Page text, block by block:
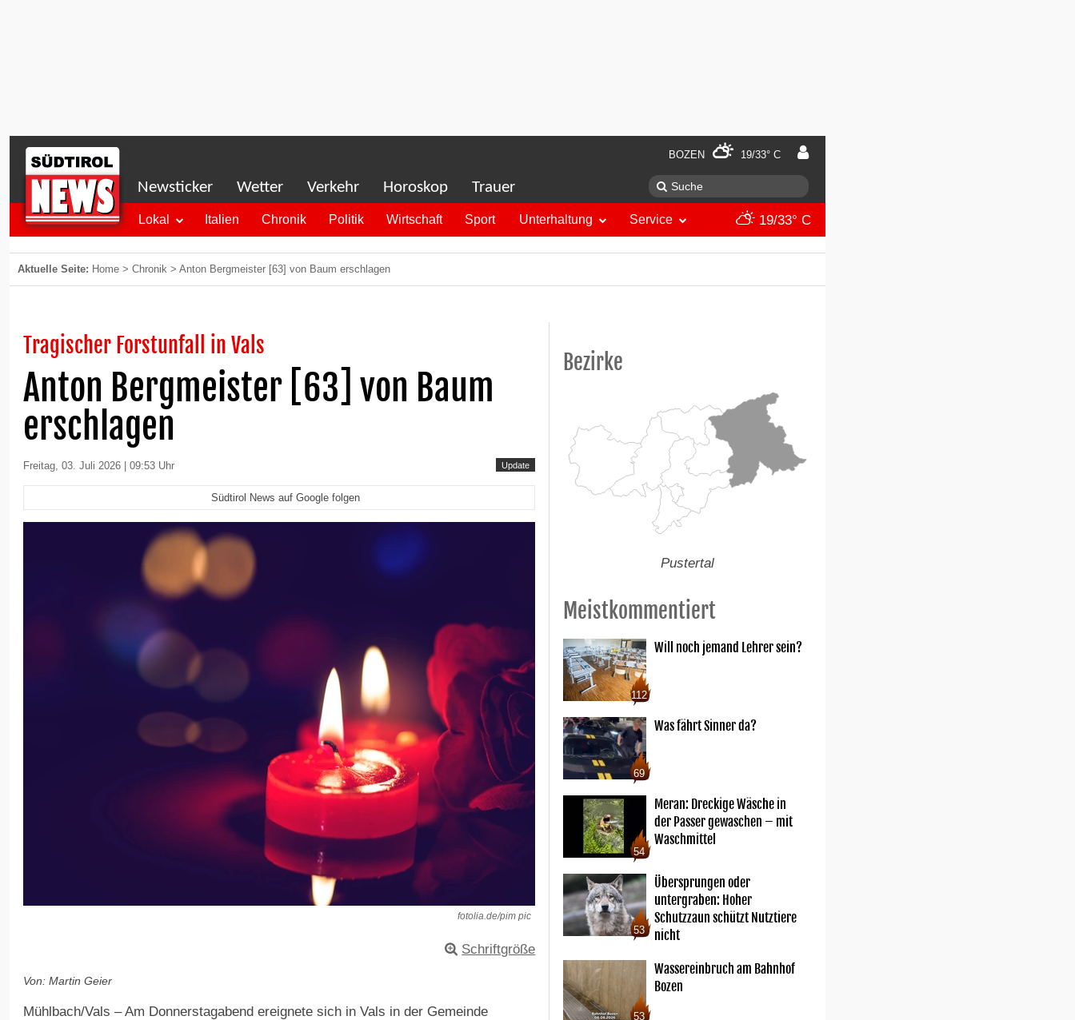
BOZEN 19/33° C
Newsticker Wetter Verkehr Horoskop Trauer
Lokal Italien Chronik Politik Wirtschaft Sport Unterhaltung Service 19/33° C
Aktuelle Seite: Home > Chronik > Anton Bergmeister [63] von Baum erschlagen
Tragischer Forstunfall in Vals
Anton Bergmeister [63] von Baum
erschlagen
Freitag, 03. Juli 2026 | 09:53 Uhr Update
Südtirol News auf Google folgen
fotolia.de/pim pic
Schriftgröße
Von: Martin Geier
Mühlbach/Vals – Am Donnerstagabend ereignete sich in Vals in der Gemeinde
Bezirke
Pustertal
Meistkommentiert
112
Will noch jemand Lehrer sein?
69
Was fährt Sinner da?
54
Meran: Dreckige Wäsche in
der Passer gewaschen – mit
Waschmittel
53
Übersprungen oder
untergraben: Hoher
Schutzzaun schützt Nutztiere
nicht
53
Wassereinbruch am Bahnhof
Bozen